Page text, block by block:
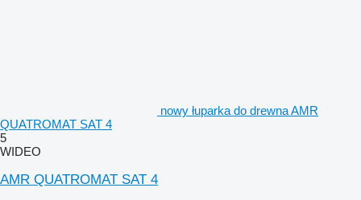
nowy łuparka do drewna AMR
QUATROMAT SAT 4
5
WIDEO
AMR QUATROMAT SAT 4